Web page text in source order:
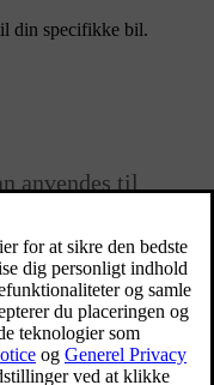
din specifikke bil.
anvendes til
bag på ryglænene.